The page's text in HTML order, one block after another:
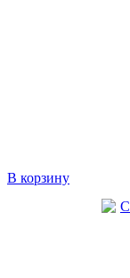
В корзину